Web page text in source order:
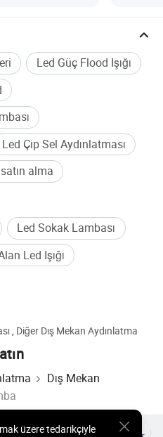
yönetimin çoğu
için bir projektör ışığı
Projesi
Led Güç Flood Işığı
Led Çip Sel Aydınlatması
alma
Led Sokak Lambası
Led Işığı
Diğer Dış Mekan Aydınlatma
Dış Mekan
üzere tedarikçiyle